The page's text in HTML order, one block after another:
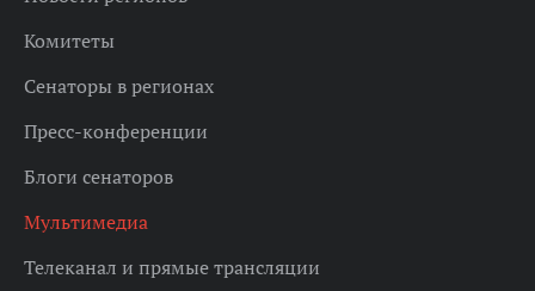
Комитеты
Сенаторы в регионах
Пресс-конференции
Блоги сенаторов
Мультимедиа
Телеканал и прямые трансляции